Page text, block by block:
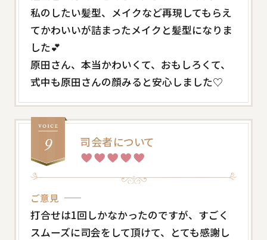
私のしたい髪型、メイクなど再現してもらえ
てかわいいが詰まったメイクと髪型になりま
した💕
原田さん、本当かわいくて、おもしろくて、
式中も原田さんの顔みると安心しました♡
司会者について
ご意見
打合せは1回しかなかったのですが、すごく
スムーズに司会をして頂けて、とても感謝し